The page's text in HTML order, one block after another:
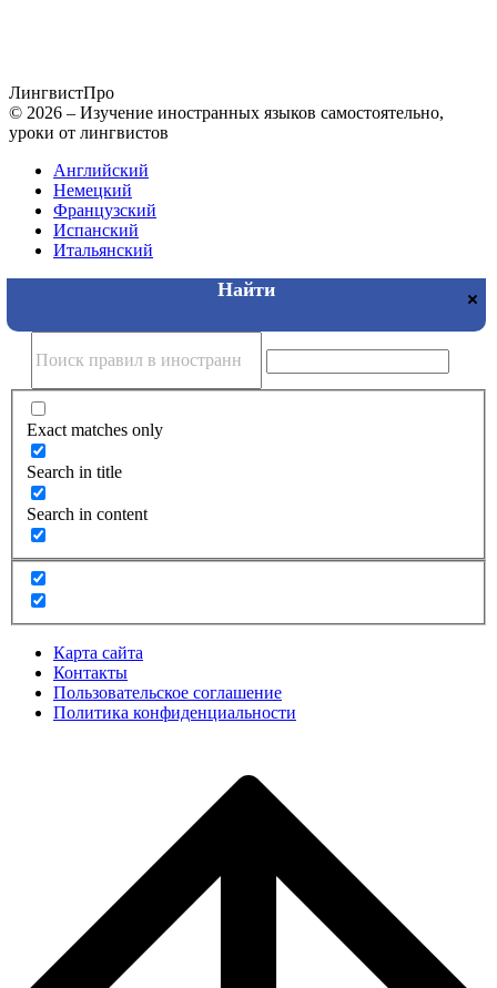
ЛингвистПро
© 2026 – Изучение иностранных языков самостоятельно,
уроки от лингвистов
Английский
Немецкий
Французский
Испанский
Итальянский
Exact matches only
Search in title
Search in content
Карта сайта
Контакты
Пользовательское соглашение
Политика конфиденциальности